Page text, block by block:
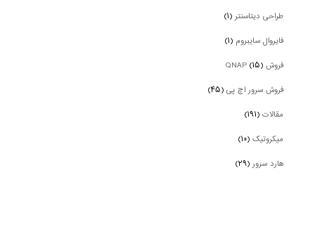
طراحی دیتاسنتر(۱)
فایروال سایبروم (۱)
فروش QNAP (۱۵)
فروش سرور اچ پی(۴۵)
مقالات(۱۹۱)
میکروتیک(۱۰)
هارد سرور(۲۹)